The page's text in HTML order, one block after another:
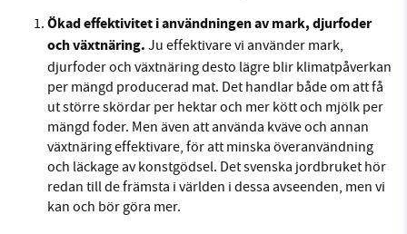
Ökad effektivitet i användningen av mark, djurfoder
och växtnäring. Ju effektivare vi använder mark,
djurfoder och växtnäring desto lägre blir klimatpåverkan
per mängd producerad mat. Det handlar både om att få
ut större skördar per hektar och mer kött och mjölk per
mängd foder. Men även att använda kväve och annan
växtnäring effektivare, för att minska överanvändning
och läckage av konstgödsel. Det svenska jordbruket hör
redan till de främsta i världen i dessa avseenden, men vi
kan och bör göra mer.